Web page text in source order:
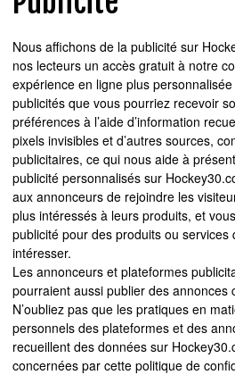
Nous affichons de la publicité sur
nos lecteurs un accès gratuit à notre
expérience en ligne plus
publicités que vous pourriez recevoir
préférences à l’aide d’information
pixels invisibles et d’autres sources,
publicitaires, ce qui nous aide à
publicité personnalisés sur
aux annonceurs de rejoindre les
plus intéressés à leurs produits, et
publicité pour des produits ou services
intéresser.
Les annonceurs et plateformes
pourraient aussi publier des annonces
N’oubliez pas que les pratiques en
personnels des plateformes et des
recueillent des données sur
concernées par cette politique de